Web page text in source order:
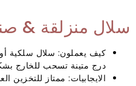
سلال منزلقة &
كيف يعملون: سلال سلكية
درج متينة تسحب للخارج
الايجابيات: ممتاز للتخزين